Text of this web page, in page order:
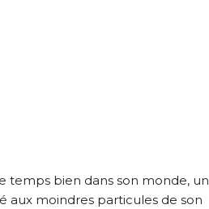
de l’œuvre originale.
temps bien dans son monde, un
aux moindres particules de son